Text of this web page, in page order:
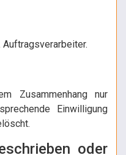
Zusammenhang nur
Einwilligung
oder